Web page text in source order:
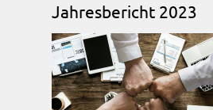
Jahresbericht 2023